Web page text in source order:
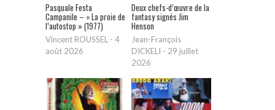
Pasquale Festa
Campanile – « La proie de
l’autostop » (1977)
Vincent ROUSSEL - 4
août 2026
Deux chefs-d’œuvre de la
fantasy signés Jim
Henson
Jean-François
DICKELI - 29 juillet
2026